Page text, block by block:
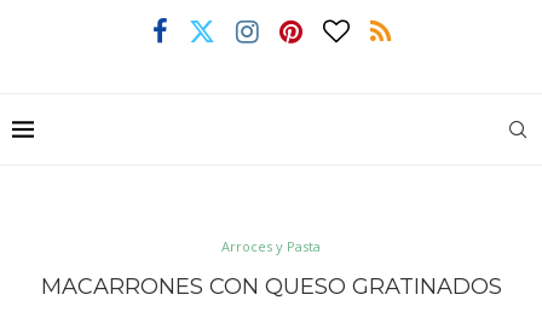
Arroces y Pasta
MACARRONES CON QUESO GRATINADOS